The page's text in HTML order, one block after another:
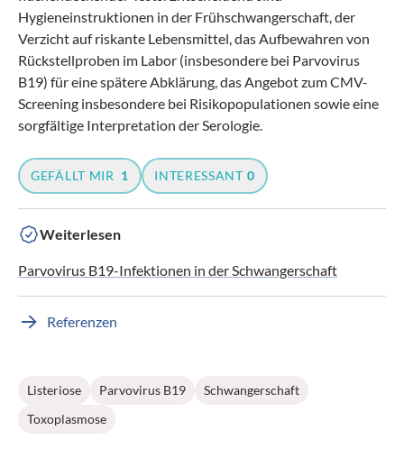
Hygieneinstruktionen in der Frühschwangerschaft, der
Verzicht auf riskante Lebensmittel, das Aufbewahren von
Rückstellproben im Labor (insbesondere bei Parvovirus
B19) für eine spätere Abklärung, das Angebot zum CMV-
Screening insbesondere bei Risikopopulationen sowie eine
sorgfältige Interpretation der Serologie.
GEFÄLLT MIR 1 INTERESSANT 0
Weiterlesen
Parvovirus B19-Infektionen in der Schwangerschaft
Referenzen
Listeriose Parvovirus B19
Schwangerschaft
Toxoplasmose